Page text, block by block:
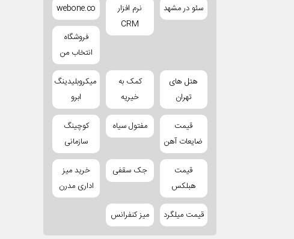
سئو در مشهد
نرم افزار
CRM
webone.co
فروشگاه
انتخاب من
هتل های
تهران
کمک به
خیریه
میکروبلیدینگ
ابرو
قیمت
ضایعات آهن
مفتول سیاه
کوچینگ
سازمانی
قیمت
هبلکس
جک سقفی
خرید میز
اداری مدرن
قیمت میلگرد میز کنفرانس